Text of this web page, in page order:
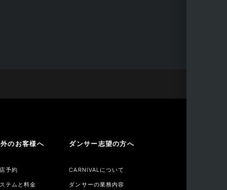
のお客様へ
予約
テムと料金
ダンサー志望の方へ
CARNIVALについて
ダンサーの業務内容